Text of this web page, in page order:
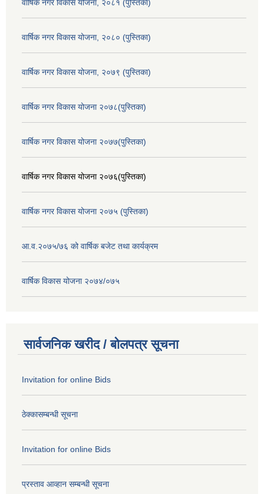
वार्षिक नगर विकास योजना, २०८१ (पुस्तिका)
वार्षिक नगर विकास योजना, २०८० (पुस्तिका)
वार्षिक नगर विकास योजना, २०७९ (पुस्तिका)
वार्षिक नगर विकास योजना २०७८(पुस्तिका)
वार्षिक नगर विकास योजना २०७७(पुस्तिका)
वार्षिक नगर विकास योजना २०७६(पुस्तिका)
वार्षिक नगर विकास योजना २०७५ (पुस्तिका)
आ.व.२०७५/७६ को वार्षिक बजेट तथा कार्यक्रम
वार्षिक विकास योजना २०७४/०७५
सार्वजनिक खरीद / बोलपत्र सूचना
Invitation for online Bids
ठेक्कासम्बन्धी सूचना
Invitation for online Bids
प्रस्ताव आव्हान सम्बन्धी सूचना